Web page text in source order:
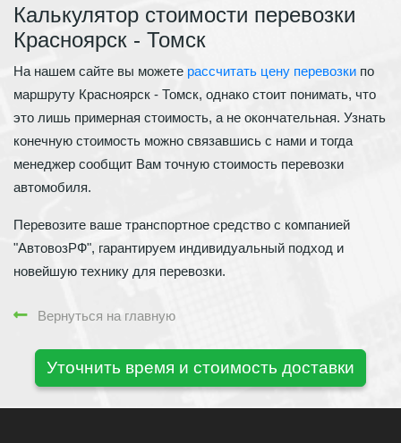
Калькулятор стоимости перевозки
Красноярск - Томск
На нашем сайте вы можете рассчитать цену перевозки по
маршруту Красноярск - Томск, однако стоит понимать, что
это лишь примерная стоимость, а не окончательная. Узнать
конечную стоимость можно связавшись с нами и тогда
менеджер сообщит Вам точную стоимость перевозки
автомобиля.
Перевозите ваше транспортное средство с компанией
"АвтовозРФ", гарантируем индивидуальный подход и
новейшую технику для перевозки.
Вернуться на главную
Уточнить время и стоимость доставки